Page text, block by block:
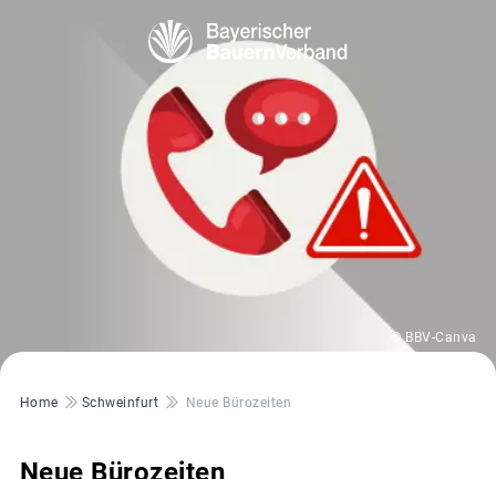
© BBV-Canva
Pfadnavigation
Home Schweinfurt Neue Bürozeiten
Neue Bürozeiten